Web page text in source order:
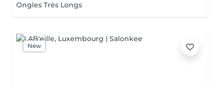
Ongles Très Longs
New